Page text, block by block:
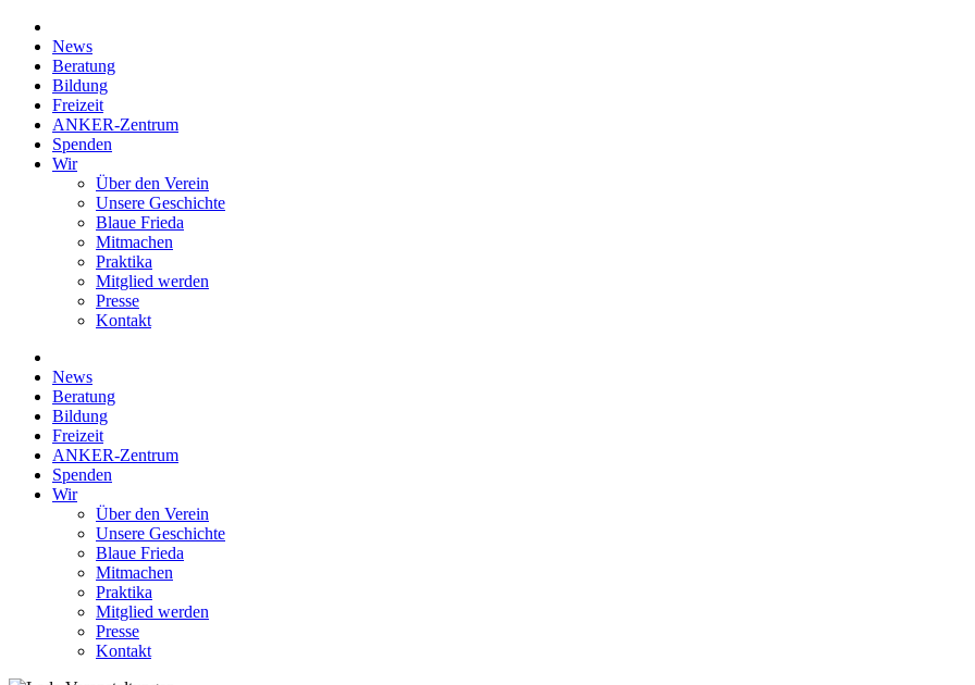
News
Beratung
Bildung
Freizeit
ANKER-Zentrum
Spenden
Wir
Über den Verein
Unsere Geschichte
Blaue Frieda
Mitmachen
Praktika
Mitglied werden
Presse
Kontakt
News
Beratung
Bildung
Freizeit
ANKER-Zentrum
Spenden
Wir
Über den Verein
Unsere Geschichte
Blaue Frieda
Mitmachen
Praktika
Mitglied werden
Presse
Kontakt